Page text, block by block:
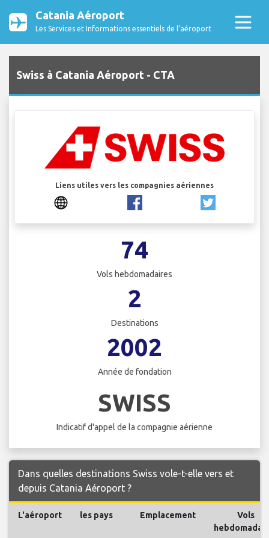
Catania Aéroport
Les Services et Informations essentiels de l’aéroport
Swiss à Catania Aéroport - CTA
Liens utiles vers les compagnies aériennes
74
Vols hebdomadaires
2
Destinations
2002
Année de fondation
SWISS
Indicatif d'appel de la compagnie aérienne
Dans quelles destinations Swiss vole-t-elle vers et
depuis Catania Aéroport ?
L'aéroport les pays Emplacement
Vols